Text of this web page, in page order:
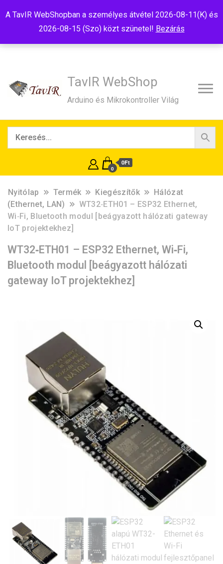
A TavIR WebShopban a személyes átvétel 2026-08-11(K) és
2026-08-15 (Szo) közt szünetel! Bezárás
TavIR WebShop
Arduino és Mikrokontroller Világ
0
0Ft
Nyitólap Termék Kiegészítők
Hálózat
(Ethernet, LAN)
WT32‑ETH01 – ESP32 Ethernet,
Wi‑Fi, Bluetooth modul [beágyazott hálózati gateway
IoT projektekhez]
WT32‑ETH01 – ESP32 Ethernet, Wi‑Fi,
Bluetooth modul [beágyazott hálózati
gateway IoT projektekhez]